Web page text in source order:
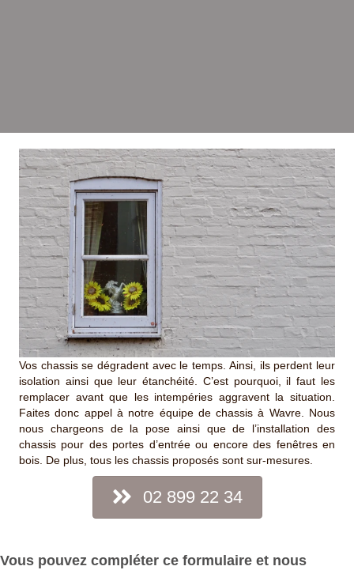
Vos chassis se dégradent avec le temps. Ainsi, ils perdent leur
isolation ainsi que leur étanchéité. C’est pourquoi, il faut les
remplacer avant que les intempéries aggravent la situation.
Faites donc appel à notre équipe de chassis à Wavre. Nous
nous chargeons de la pose ainsi que de l’installation des
chassis pour des portes d’entrée ou encore des fenêtres en
bois. De plus, tous les chassis proposés sont sur-mesures.
02 899 22 34
Vous pouvez compléter ce formulaire et nous